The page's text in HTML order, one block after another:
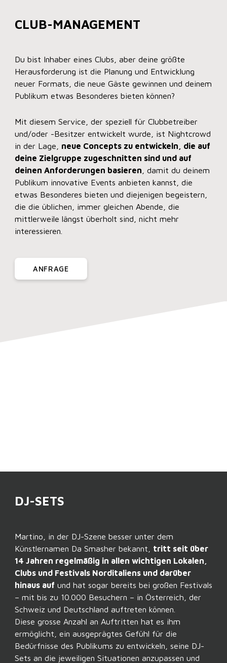
CLUB-MANAGEMENT
Du bist Inhaber eines Clubs, aber deine größte
Herausforderung ist die Planung und Entwicklung
neuer Formats, die neue Gäste gewinnen und deinem
Publikum etwas Besonderes bieten können?
Mit diesem Service, der speziell für Clubbetreiber
und/oder -Besitzer entwickelt wurde, ist Nightcrowd
in der Lage, neue Concepts zu entwickeln, die auf
deine Zielgruppe zugeschnitten sind und auf
deinen Anforderungen basieren , damit du deinem
Publikum innovative Events anbieten kannst, die
etwas Besonderes bieten und diejenigen begeistern,
die die üblichen, immer gleichen Abende, die
mittlerweile längst überholt sind, nicht mehr
interessieren.
ANFRAGE
DJ-SETS
Martino, in der DJ-Szene besser unter dem
Künstlernamen Da Smasher bekannt, tritt seit über
14 Jahren regelmäßig in allen wichtigen Lokalen,
Clubs und Festivals Norditaliens und darüber
hinaus auf und hat sogar bereits bei großen Festivals
– mit bis zu 10.000 Besuchern – in Österreich, der
Schweiz und Deutschland auftreten können.
Diese grosse Anzahl an Auftritten hat es ihm
ermöglicht, ein ausgeprägtes Gefühl für die
Bedürfnisse des Publikums zu entwickeln, seine DJ-
Sets an die jeweiligen Situationen anzupassen und